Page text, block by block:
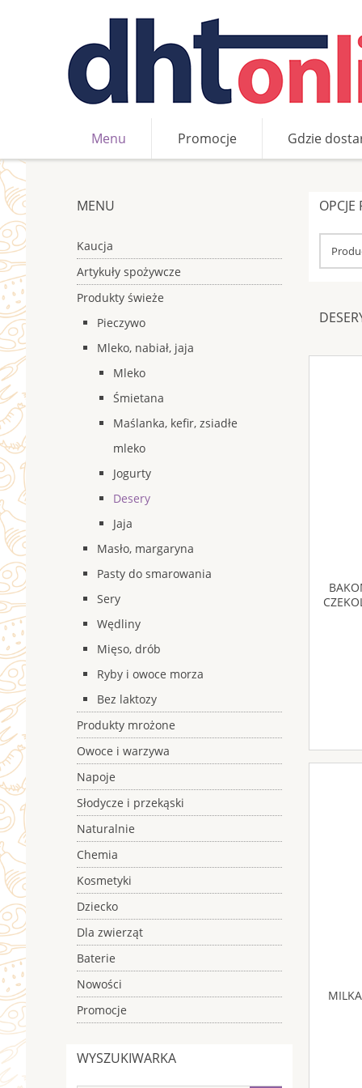
Menu Promocje Gdzie
MENU
Kaucja
Artykuły spożywcze
Produkty świeże
Pieczywo
Mleko, nabiał, jaja
Mleko
Śmietana
Maślanka, kefir, zsiadłe
mleko
Jogurty
Desery
Jaja
Masło, margaryna
Pasty do smarowania
Sery
Wędliny
Mięso, drób
Ryby i owoce morza
Bez laktozy
Produkty mrożone
Owoce i warzywa
Napoje
Słodycze i przekąski
Naturalnie
Chemia
Kosmetyki
Dziecko
Dla zwierząt
Baterie
Nowości
Promocje
WYSZUKIWARKA